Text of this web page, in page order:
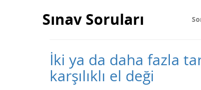
Sınav Soruları
İki ya da daha fazla
karşılıklı el deği